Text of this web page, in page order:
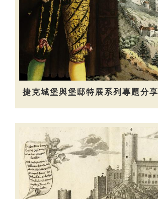
捷克城堡與堡邸特展系列專題分享